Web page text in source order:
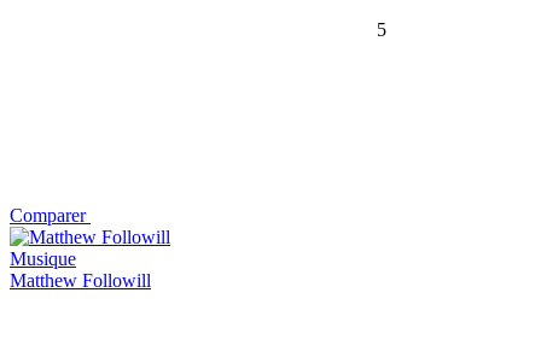
5
Comparer
Musique
Matthew Followill